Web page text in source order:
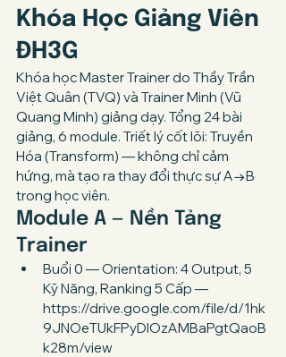
Khóa Học Giảng Viên
ĐH3G
Khóa học Master Trainer do Thầy Trần
Việt Quân (TVQ) và Trainer Minh (Vũ
Quang Minh) giảng dạy. Tổng 24 bài
giảng, 6 module. Triết lý cốt lõi: Truyền
Hóa (Transform) — không chỉ cảm
hứng, mà tạo ra thay đổi thực sự A→B
trong học viên.
Module A — Nền Tảng
Trainer
Buổi 0 — Orientation: 4 Output, 5
Kỹ Năng, Ranking 5 Cấp —
https://drive.google.com/file/d/1hk
9JNOeTUkFPyDlOzAMBaPgtQaoB
k28m/view